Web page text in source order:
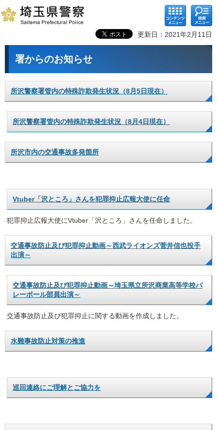
コンテ
ンツメ
ニュー
検索メ
ニュー
更新日：2021年2月11日
署からのお知らせ
所沢警察署管内の特殊詐欺発生状況（8月5日現在）
所沢警察署管内の特殊詐欺発生状況（8月4日現在）
所沢市内の交通事故多発箇所
Vtuber「沢ところ」さんを犯罪抑止広報大使に任命
犯罪抑止広報大使にVtuber「沢ところ」さんを任命しました。
交通事故防止及び犯罪抑止動画～西武ライオンズ菅井信也投手
出演～
交通事故防止及び犯罪抑止動画～埼玉県立所沢商業高等学校バ
レーボール部員出演～
交通事故防止及び犯罪抑止に関する動画を作成しました。
水難事故防止対策の推進
巡回連絡にご理解とご協力を